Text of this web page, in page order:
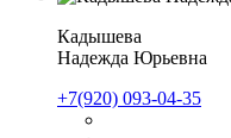
Кадышева
Надежда Юрьевна
+7(920) 093-04-35